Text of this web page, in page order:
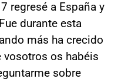
regresé a España y
durante esta
más ha crecido
os habéis
sobre